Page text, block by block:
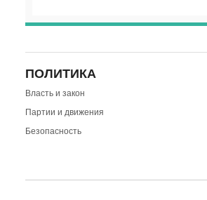
ПОЛИТИКА
Власть и закон
Партии и движения
Безопасность